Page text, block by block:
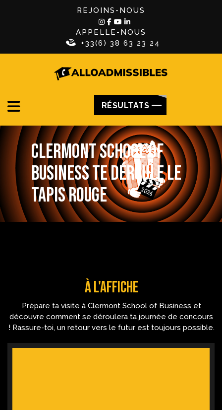
REJOINS-NOUS
APPELLE-NOUS
+33(6) 38 63 23 24
RÉSULTATS
Clermont School of
Business te déroule le
tapis rouge
à l'affiche
Prépare ta visite à Clermont School of Business et
découvre comment se déroulera ta journée de concours
! Rassure-toi, un retour vers le futur est toujours possible.